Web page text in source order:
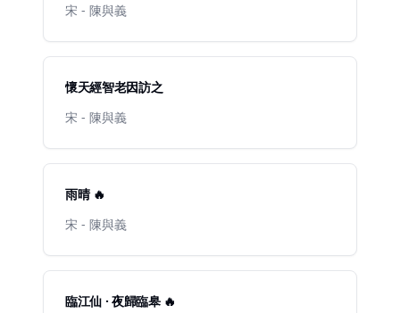
宋 - 陳與義
懷天經智老因訪之
宋 - 陳與義
雨晴 🔥
宋 - 陳與義
臨江仙 · 夜歸臨皋 🔥